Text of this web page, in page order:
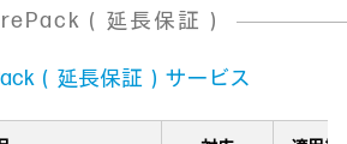
（延長保証）
（延長保証）サービス